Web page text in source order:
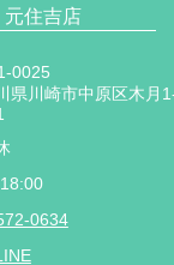
元住吉店
0025
県川崎市中原区木月
0634